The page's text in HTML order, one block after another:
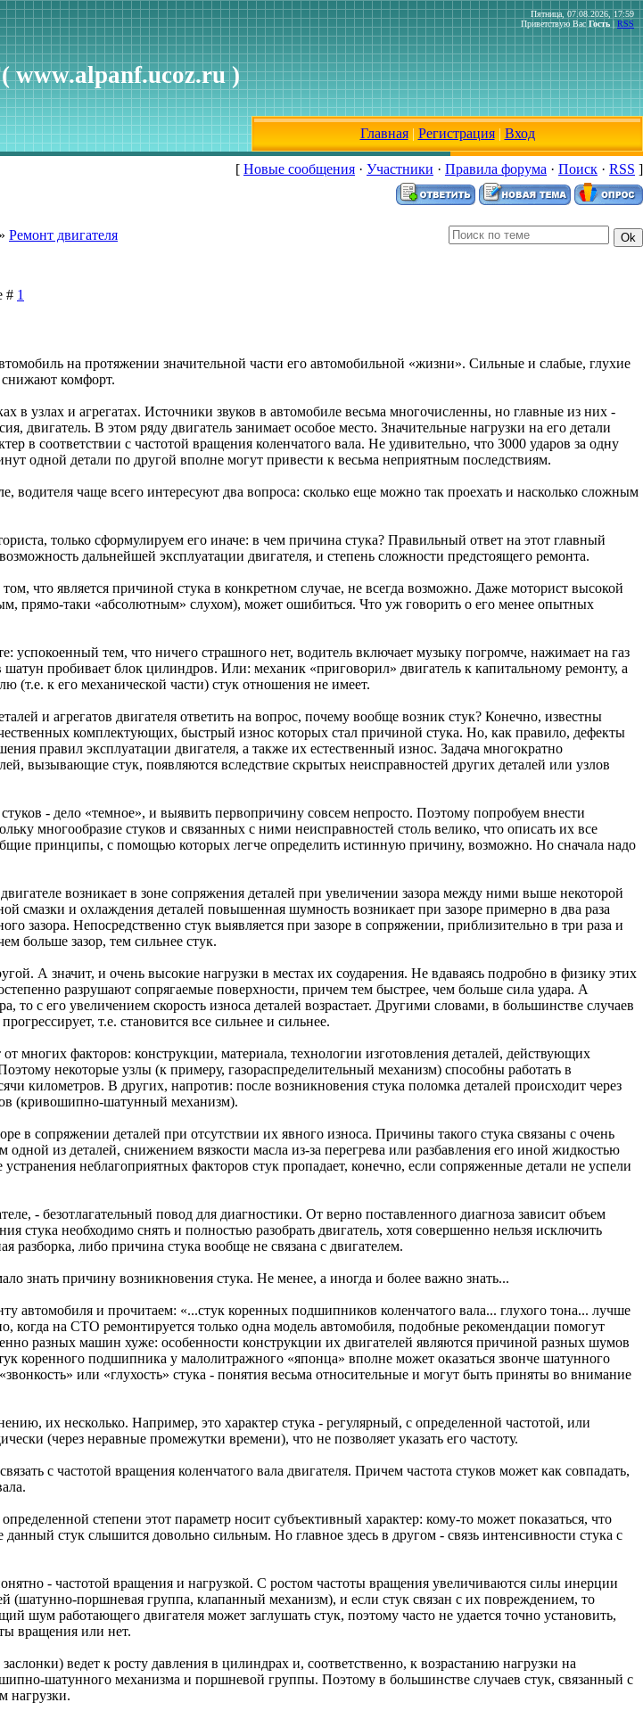
www.alpanf.ucoz.ru )
Пятница, 07.08.2026, 17:59
Приветствую Вас Гость | RSS
Главная| Регистрация| Вход
[ Новые сообщения · Участники · Правила форума · Поиск · RSS ]
» Ремонт двигателя
# 1
на протяжении значительной части его автомобильной «жизни». Сильные и слабые, глухие
снижают комфорт.
в узлах и агрегатах. Источники звуков в автомобиле весьма многочисленны, но главные из них -
двигатель. В этом ряду двигатель занимает особое место. Значительные нагрузки на его детали
в соответствии с частотой вращения коленчатого вала. Не удивительно, что 3000 ударов за одну
одной детали по другой вполне могут привести к весьма неприятным последствиям.
водителя чаще всего интересуют два вопроса: сколько еще можно так проехать и насколько сложным
только сформулируем его иначе: в чем причина стука? Правильный ответ на этот главный
дальнейшей эксплуатации двигателя, и степень сложности предстоящего ремонта.
что является причиной стука в конкретном случае, не всегда возможно. Даже моторист высокой
прямо-таки «абсолютным» слухом), может ошибиться. Что уж говорить о его менее опытных
успокоенный тем, что ничего страшного нет, водитель включает музыку погромче, нажимает на газ
шатун пробивает блок цилиндров. Или: механик «приговорил» двигатель к капитальному ремонту, а
(т.е. к его механической части) стук отношения не имеет.
и агрегатов двигателя ответить на вопрос, почему вообще возник стук? Конечно, известны
комплектующих, быстрый износ которых стал причиной стука. Но, как правило, дефекты
правил эксплуатации двигателя, а также их естественный износ. Задача многократно
вызывающие стук, появляются вследствие скрытых неисправностей других деталей или узлов
- дело «темное», и выявить первопричину совсем непросто. Поэтому попробуем внести
многообразие стуков и связанных с ними неисправностей столь велико, что описать их все
принципы, с помощью которых легче определить истинную причину, возможно. Но сначала надо
возникает в зоне сопряжения деталей при увеличении зазора между ними выше некоторой
смазки и охлаждения деталей повышенная шумность возникает при зазоре примерно в два раза
зазора. Непосредственно стук выявляется при зазоре в сопряжении, приблизительно в три раза и
больше зазор, тем сильнее стук.
А значит, и очень высокие нагрузки в местах их соударения. Не вдаваясь подробно в физику этих
разрушают сопрягаемые поверхности, причем тем быстрее, чем больше сила удара. А
то с его увеличением скорость износа деталей возрастает. Другими словами, в большинстве случаев
т.е. становится все сильнее и сильнее.
от многих факторов: конструкции, материала, технологии изготовления деталей, действующих
некоторые узлы (к примеру, газораспределительный механизм) способны работать в
километров. В других, напротив: после возникновения стука поломка деталей происходит через
(кривошипно-шатунный механизм).
в сопряжении деталей при отсутствии их явного износа. Причины такого стука связаны с очень
из деталей, снижением вязкости масла из-за перегрева или разбавления его иной жидкостью
неблагоприятных факторов стук пропадает, конечно, если сопряженные детали не успели
- безотлагательный повод для диагностики. От верно поставленного диагноза зависит объем
стука необходимо снять и полностью разобрать двигатель, хотя совершенно нельзя исключить
разборка, либо причина стука вообще не связана с двигателем.
знать причину возникновения стука. Не менее, а иногда и более важно знать...
автомобиля и прочитаем: «...стук коренных подшипников коленчатого вала... глухого тона... лучше
когда на СТО ремонтируется только одна модель автомобиля, подобные рекомендации помогут
разных машин хуже: особенности конструкции их двигателей являются причиной разных шумов
коренного подшипника у малолитражного «японца» вполне может оказаться звонче шатунного
или «глухость» стука - понятия весьма относительные и могут быть приняты во внимание
их несколько. Например, это характер стука - регулярный, с определенной частотой, или
(через неравные промежутки времени), что не позволяет указать его частоту.
с частотой вращения коленчатого вала двигателя. Причем частота стуков может как совпадать,
степени этот параметр носит субъективный характер: кому-то может показаться, что
данный стук слышится довольно сильным. Но главное здесь в другом - связь интенсивности стука с
- частотой вращения и нагрузкой. С ростом частоты вращения увеличиваются силы инерции
(шатунно-поршневая группа, клапанный механизм), и если стук связан с их повреждением, то
шум работающего двигателя может заглушать стук, поэтому часто не удается точно установить,
вращения или нет.
ведет к росту давления в цилиндрах и, соответственно, к возрастанию нагрузки на
шатунного механизма и поршневой группы. Поэтому в большинстве случаев стук, связанный с
нагрузки.